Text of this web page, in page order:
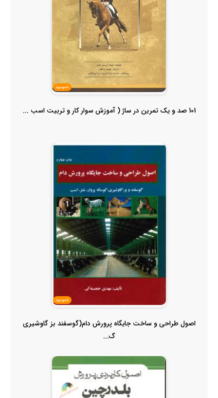
ناموجود
101 صد و یک تمرین در ساژ ( آموزش سوار کار و تربیت اسب ...
ناموجود
اصول طراحی و ساخت جایگاه پرورش دام(گوسفند بز گاوشیری
گ...